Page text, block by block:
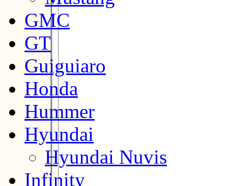
GMC
GT
Guiguiaro
Honda
Hummer
Hyundai
Hyundai Nuvis
Infinity